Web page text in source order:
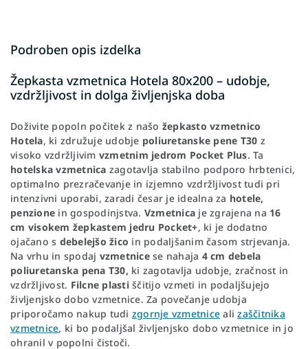
Podroben opis izdelka
Žepkasta vzmetnica Hotela 80x200 – udobje,
vzdržljivost in dolga življenjska doba
Doživite popoln počitek z našo žepkasto vzmetnico
Hotela, ki združuje udobje poliuretanske pene T30 z
visoko vzdržljivim vzmetnim jedrom Pocket Plus. Ta
hotelska vzmetnica zagotavlja stabilno podporo hrbtenici,
optimalno prezračevanje in izjemno vzdržljivost tudi pri
intenzivni uporabi, zaradi česar je idealna za hotele,
penzione in gospodinjstva. Vzmetnica je zgrajena na 16
cm visokem žepkastem jedru Pocket+, ki je dodatno
ojačano s debelejšo žico in podaljšanim časom strjevanja.
Na vrhu in spodaj vzmetnicese nahaja 4 cm debela
poliuretanska pena T30, ki zagotavlja udobje, zračnost in
vzdržljivost. Filcne plastiščitijo vzmeti in podaljšujejo
življenjsko dobo vzmetnice. Za povečanje udobja
priporočamo nakup tudi zgornje vzmetnice alizaščitnika
vzmetnice, ki bo podaljšal življenjsko dobo vzmetnice in jo
ohranil v popolni čistoči.